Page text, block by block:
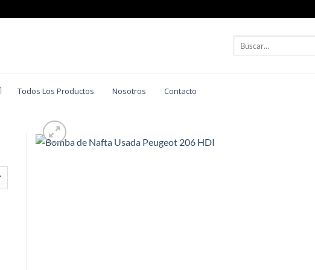
Todos Los Productos Nosotros Contacto